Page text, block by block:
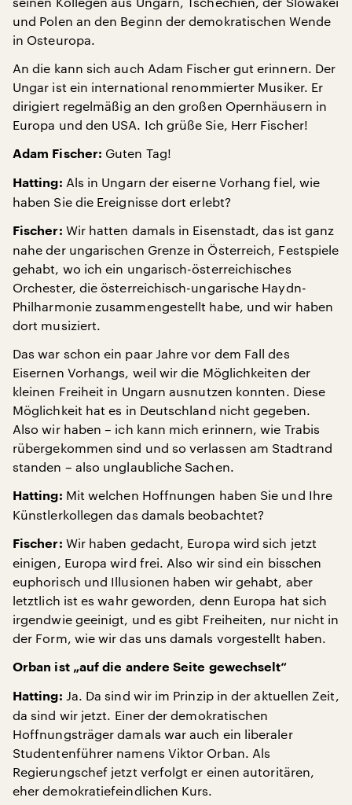
und Polen an den Beginn der demokratischen Wende
in Osteuropa.
An die kann sich auch Adam Fischer gut erinnern. Der
Ungar ist ein international renommierter Musiker. Er
dirigiert regelmäßig an den großen Opernhäusern in
Europa und den USA. Ich grüße Sie, Herr Fischer!
Adam Fischer: Guten Tag!
Hatting: Als in Ungarn der eiserne Vorhang fiel, wie
haben Sie die Ereignisse dort erlebt?
Fischer: Wir hatten damals in Eisenstadt, das ist ganz
nahe der ungarischen Grenze in Österreich, Festspiele
gehabt, wo ich ein ungarisch-österreichisches
Orchester, die österreichisch-ungarische Haydn-
Philharmonie zusammengestellt habe, und wir haben
dort musiziert.
Das war schon ein paar Jahre vor dem Fall des
Eisernen Vorhangs, weil wir die Möglichkeiten der
kleinen Freiheit in Ungarn ausnutzen konnten. Diese
Möglichkeit hat es in Deutschland nicht gegeben.
Also wir haben – ich kann mich erinnern, wie Trabis
rübergekommen sind und so verlassen am Stadtrand
standen – also unglaubliche Sachen.
Hatting: Mit welchen Hoffnungen haben Sie und Ihre
Künstlerkollegen das damals beobachtet?
Fischer: Wir haben gedacht, Europa wird sich jetzt
einigen, Europa wird frei. Also wir sind ein bisschen
euphorisch und Illusionen haben wir gehabt, aber
letztlich ist es wahr geworden, denn Europa hat sich
irgendwie geeinigt, und es gibt Freiheiten, nur nicht in
der Form, wie wir das uns damals vorgestellt haben.
Orban ist „auf die andere Seite gewechselt“
Hatting: Ja. Da sind wir im Prinzip in der aktuellen Zeit,
da sind wir jetzt. Einer der demokratischen
Hoffnungsträger damals war auch ein liberaler
Studentenführer namens Viktor Orban. Als
Regierungschef jetzt verfolgt er einen autoritären,
eher demokratiefeindlichen Kurs.